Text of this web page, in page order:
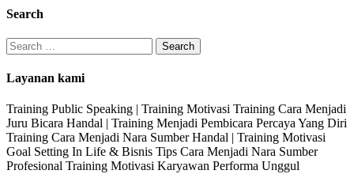
Search
Search
for:
Layanan kami
Training Public Speaking | Training Motivasi Training Cara Menjadi
Juru Bicara Handal | Training Menjadi Pembicara Percaya Yang Diri
Training Cara Menjadi Nara Sumber Handal | Training Motivasi
Goal Setting In Life & Bisnis Tips Cara Menjadi Nara Sumber
Profesional Training Motivasi Karyawan Performa Unggul